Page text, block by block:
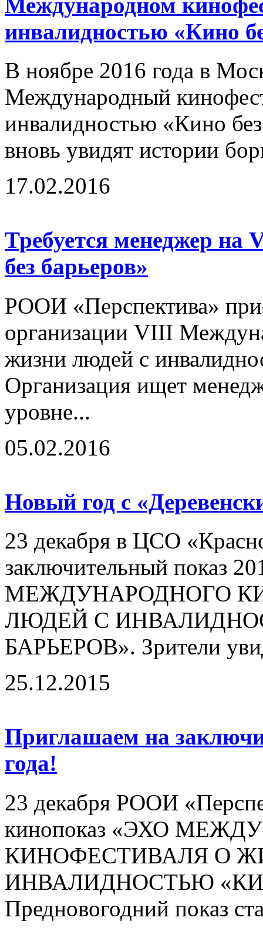
инвалидностью «Кино
В ноябре 2016 года в
Международный
инвалидностью «Кино
вновь увидят истории
17.02.2016
Требуется менеджер
без барьеров»
РООИ «Перспектива»
организации VIII
жизни людей с
Организация ищет
уровне...
05.02.2016
Новый год с
23 декабря в ЦСО
заключительный показ
МЕЖДУНАРОДНОГО
ЛЮДЕЙ С
БАРЬЕРОВ». Зрители
25.12.2015
Приглашаем на
года!
23 декабря РООИ
кинопоказ «ЭХО
КИНОФЕСТИВАЛЯ О
ИНВАЛИДНОСТЬЮ
Предновогодний показ